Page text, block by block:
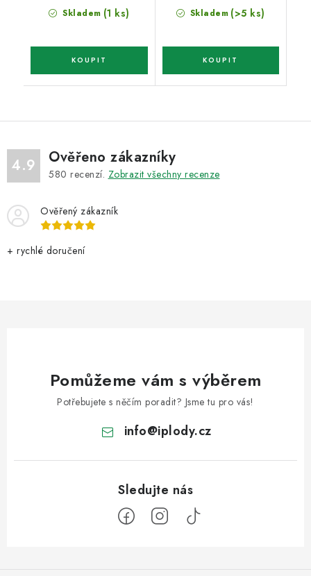
Skladem (1 ks) Skladem (>5 ks)
4.9 Ověřeno zákazníky
580 recenzí. Zobrazit všechny recenze
Ověřený zákazník
+ rychlé doručení
Pomůžeme vám s výběrem
Potřebujete s něčím poradit? Jsme tu pro vás!
info@iplody.cz